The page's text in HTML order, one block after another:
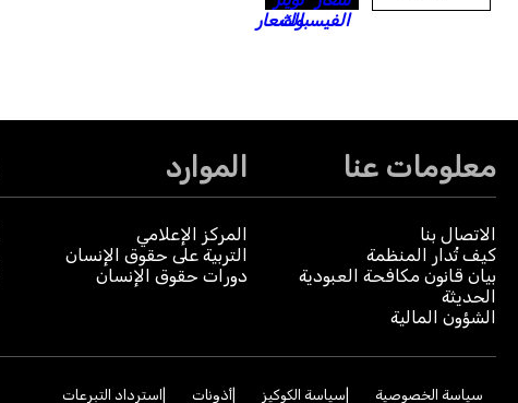
معلومات عنا
الاتصال بنا
كيف تُدار المنظمة
بيان قانون مكافحة العبودية
الحديثة
الشؤون المالية
الموارد
المركز الإعلامي
التربية على حقوق الإنسان
دورات حقوق الإنسان
سياسة الخصوصية سياسة الكوكيز أذونات استرداد التبرعات